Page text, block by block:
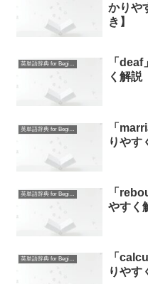
かりや
き】
英単語辞典 for Beginners
「
く解説
英単語辞典 for Beginners
「
りやす
英単語辞典 for Beginners
「
やすく
英単語辞典 for Beginners
「
りやす